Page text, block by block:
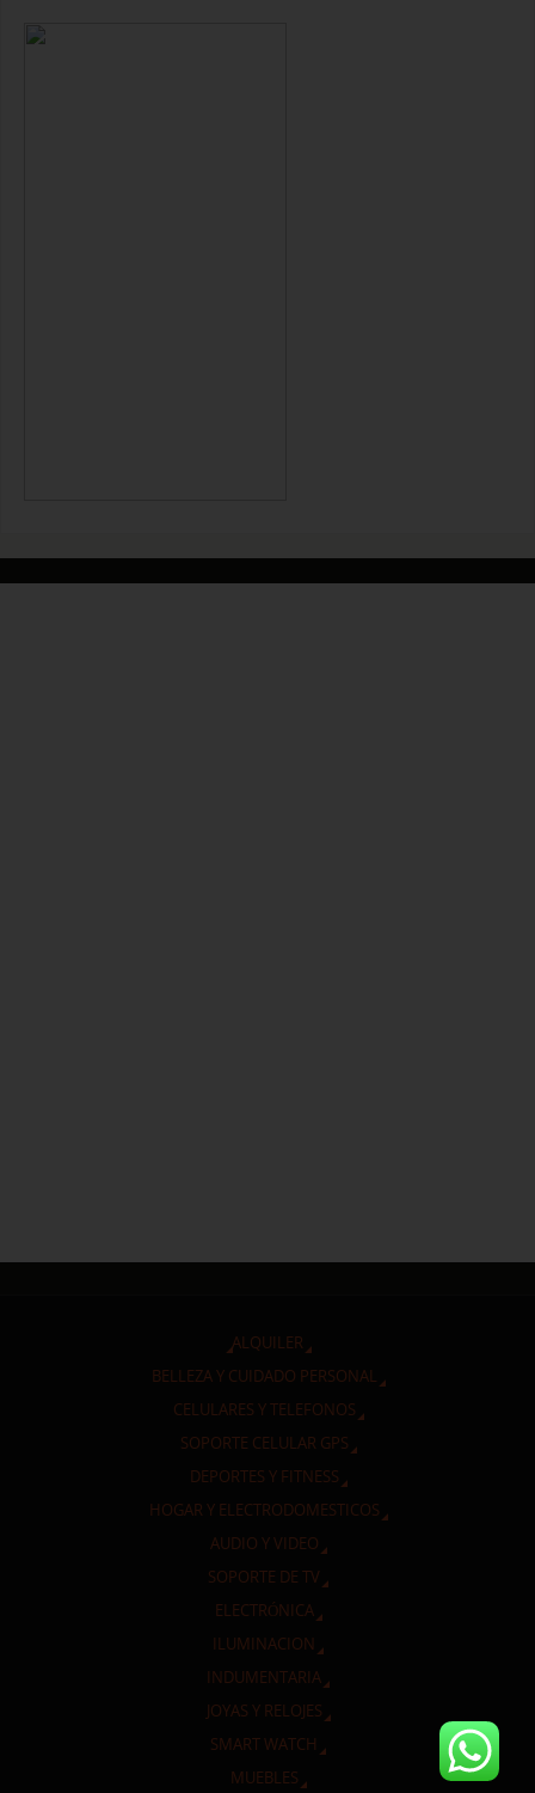
ALQUILER
BELLEZA Y CUIDADO PERSONAL
CELULARES Y TELEFONOS
SOPORTE CELULAR GPS
DEPORTES Y FITNESS
HOGAR Y ELECTRODOMESTICOS
AUDIO Y VIDEO
SOPORTE DE TV
ELECTRÓNICA
ILUMINACION
INDUMENTARIA
JOYAS Y RELOJES
SMART WATCH
MUEBLES